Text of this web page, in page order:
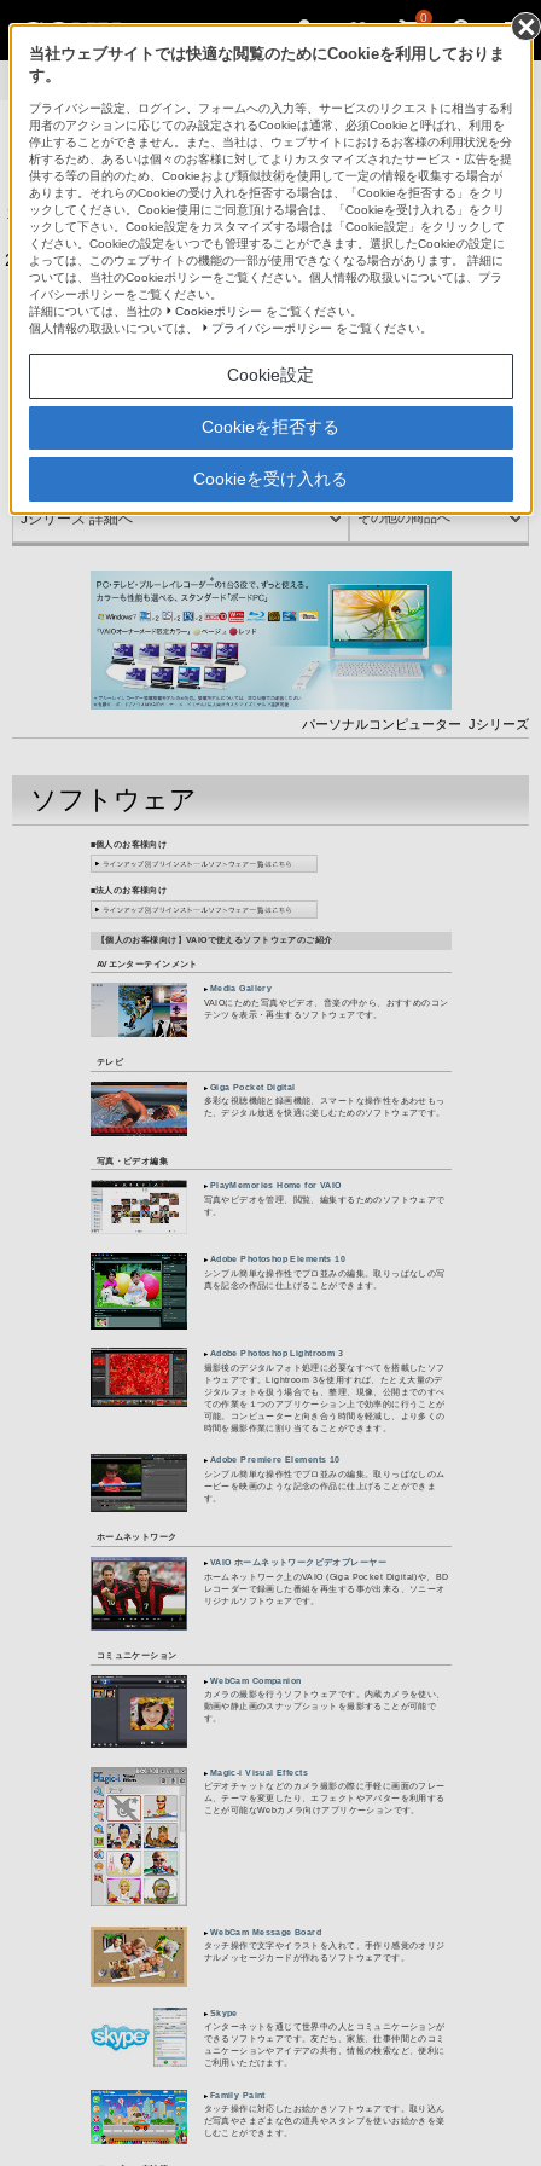
0
製品情報
パーソナルコンピューター VAIO
法人のお客様はこちら
本サイトは、2014年6月以前発売のソニー株式会社製VAIOの製品情報
を掲載しています。
2014年8月以降に発売されたVAIO株式会社製VAIOの製品情報はこちら
をご覧ください。
Jシリーズ
パーソナルコンピューター Jシリーズ
ソフトウェア
■個人のお客様向け
■法人のお客様向け
AVエンターテインメント
テレビ
Giga Pocket
当社ウェブサイトでは快適な閲覧のためにCookieを利用しておりま
す。
プライバシー設定、ログイン、フォームへの入力等、サービスのリクエストに相当する利
用者のアクションに応じてのみ設定されるCookieは通常、必須Cookieと呼ばれ、利用を
停止することができません。また、当社は、ウェブサイトにおけるお客様の利用状況を分
析するため、あるいは個々のお客様に対してよりカスタマイズされたサービス・広告を提
供する等の目的のため、Cookieおよび類似技術を使用して一定の情報を収集する場合が
あります。それらのCookieの受け入れを拒否する場合は、「Cookieを拒否する」をクリ
ックしてください。Cookie使用にご同意頂ける場合は、「Cookieを受け入れる」をクリ
ックして下さい。Cookie設定をカスタマイズする場合は「Cookie設定」をクリックして
ください。Cookieの設定をいつでも管理することができます。選択したCookieの設定に
よっては、このウェブサイトの機能の一部が使用できなくなる場合があります。 詳細に
ついては、当社のCookieポリシーをご覧ください。個人情報の取扱いについては、プラ
イバシーポリシーをご覧ください。
詳細については、当社の
Cookieポリシー をご覧ください。
個人情報の取扱いについては、
プライバシーポリシー をご覧ください。
Cookie設定
Cookieを拒否する
Cookieを受け入れる